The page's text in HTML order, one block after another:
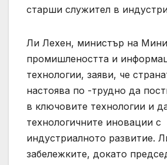
старши служител в
Ли Лехен, министър на
промишлеността и
технологии, заяви, че
настоява по -трудно да
в ключовите технологии и
технологичните иновации с
индустриалното развитие.
забележките, докато